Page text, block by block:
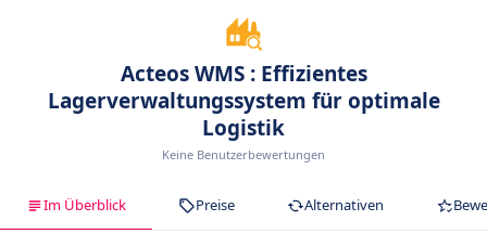
Acteos WMS : Effizientes
Lagerverwaltungssystem für optimale
Logistik
Keine Benutzerbewertungen
Im Überblick Preise Alternativen